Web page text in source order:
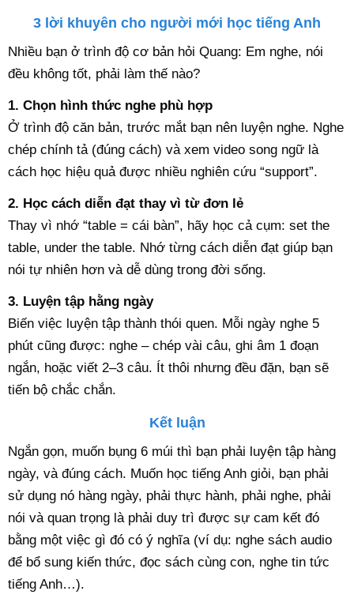
3 lời khuyên cho người mới học tiếng Anh
Nhiều bạn ở trình độ cơ bản hỏi Quang: Em nghe, nói
đều không tốt, phải làm thế nào?
1. Chọn hình thức nghe phù hợp
Ở trình độ căn bản, trước mắt bạn nên luyện nghe. Nghe
chép chính tả (đúng cách) và xem video song ngữ là
cách học hiệu quả được nhiều nghiên cứu “support”.
2. Học cách diễn đạt thay vì từ đơn lẻ
Thay vì nhớ “table = cái bàn”, hãy học cả cụm: set the
table, under the table. Nhớ từng cách diễn đạt giúp bạn
nói tự nhiên hơn và dễ dùng trong đời sống.
3. Luyện tập hằng ngày
Biến việc luyện tập thành thói quen. Mỗi ngày nghe 5
phút cũng được: nghe – chép vài câu, ghi âm 1 đoạn
ngắn, hoặc viết 2–3 câu. Ít thôi nhưng đều đặn, bạn sẽ
tiến bộ chắc chắn.
Kết luận
Ngắn gọn, muốn bụng 6 múi thì bạn phải luyện tập hàng
ngày, và đúng cách. Muốn học tiếng Anh giỏi, bạn phải
sử dụng nó hàng ngày, phải thực hành, phải nghe, phải
nói và quan trọng là phải duy trì được sự cam kết đó
bằng một việc gì đó có ý nghĩa (ví dụ: nghe sách audio
để bổ sung kiến thức, đọc sách cùng con, nghe tin tức
tiếng Anh…).